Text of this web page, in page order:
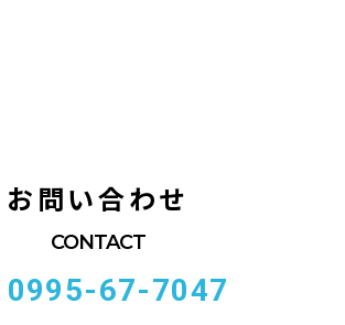
お問い合わせ
0995-67-7047